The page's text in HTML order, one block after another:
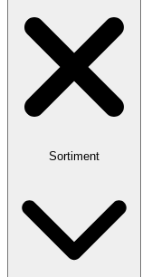
Sortiment